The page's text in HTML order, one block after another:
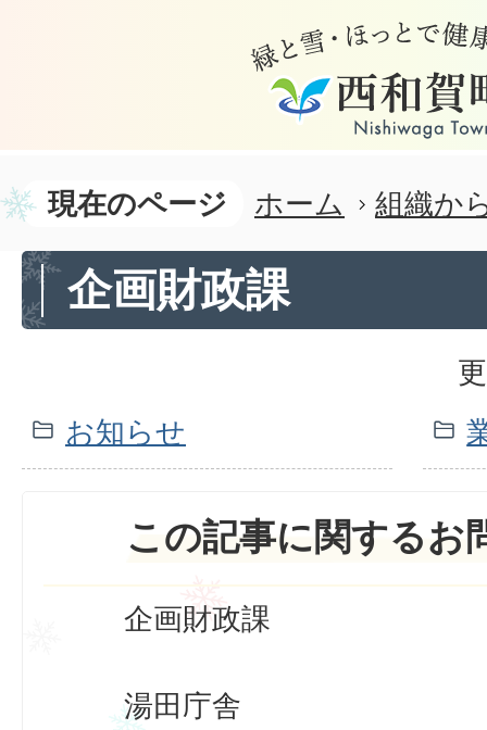
現在のページ ホーム 組織か
企画財政課
お知らせ
この記事に関するお
企画財政課
湯田庁舎